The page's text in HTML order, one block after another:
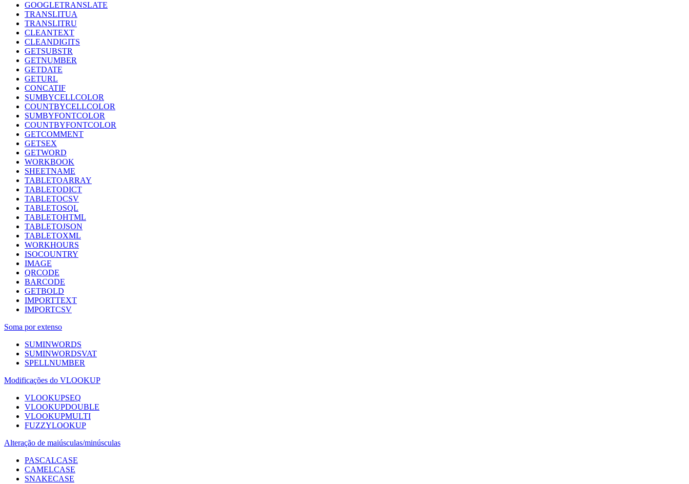
GOOGLETRANSLATE
TRANSLITUA
TRANSLITRU
CLEANTEXT
CLEANDIGITS
GETSUBSTR
GETNUMBER
GETDATE
GETURL
CONCATIF
SUMBYCELLCOLOR
COUNTBYCELLCOLOR
SUMBYFONTCOLOR
COUNTBYFONTCOLOR
GETCOMMENT
GETSEX
GETWORD
WORKBOOK
SHEETNAME
TABLETOARRAY
TABLETODICT
TABLETOCSV
TABLETOSQL
TABLETOHTML
TABLETOJSON
TABLETOXML
WORKHOURS
ISOCOUNTRY
IMAGE
QRCODE
BARCODE
GETBOLD
IMPORTTEXT
IMPORTCSV
Soma por extenso
SUMINWORDS
SUMINWORDSVAT
SPELLNUMBER
Modificações do VLOOKUP
VLOOKUPSEQ
VLOOKUPDOUBLE
VLOOKUPMULTI
FUZZYLOOKUP
Alteração de maiúsculas/minúsculas
PASCALCASE
CAMELCASE
SNAKECASE